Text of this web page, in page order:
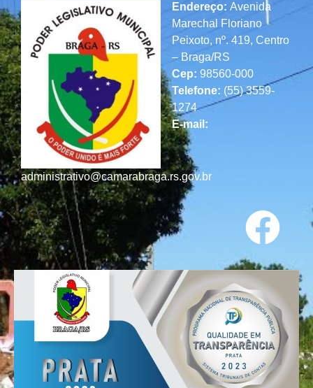
Endereço: Avenida
Marechal Floriano
Peixoto, nº. 419, Centro
– Braga/RS
Cep: 98560-000
Telefone: (55) 3559-
1274
E-mail:
administrativo@camarabraga.rs.gov.br